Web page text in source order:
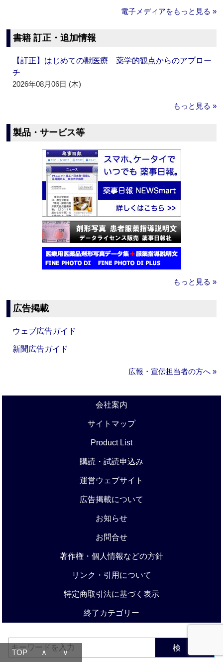
電子メディアをもっと見る »
書籍 訂正・追加情報
【訂正】はじめての獣医療 薬学的観点からのアプロー
チ
2026年08月06日 (木)
もっと見る »
製品・サービス等
もっと見る »
広告掲載
ウェブ広告ガイド
新聞広告ガイド
広報・宣伝担当者の方へ »
会社案内
サイトマップ
Product List
購読・試読申込み
運営ウェブサイト
広告掲載について
お知らせ
お問合せ
著作権・個人情報などの方針
リンク・引用について
特定商取引法に基づく表示
終了カテゴリー
検 索
TOP ∧ ∨